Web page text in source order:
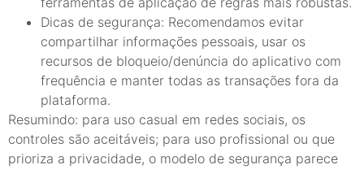
Dicas de segurança: Recomendamos evitar
compartilhar informações pessoais, usar os
recursos de bloqueio/denúncia do aplicativo com
frequência e manter todas as transações fora da
plataforma.
Resumindo: para uso casual em redes sociais, os
controles são aceitáveis; para uso profissional ou que
prioriza a privacidade, o modelo de segurança parece